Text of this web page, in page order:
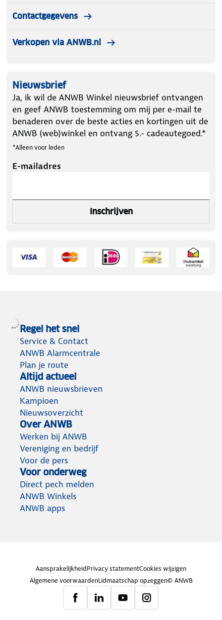
Contactgegevens
Verkopen via ANWB.nl
Nieuwsbrief
Ja, ik wil de ANWB Winkel nieuwsbrief ontvangen
en geef ANWB toestemming om mij per e-mail te
benaderen over de beste acties en kortingen uit de
ANWB (web)winkel en ontvang 5.- cadeautegoed.*
*Alleen voor leden
E-mailadres
Inschrijven
Regel het snel
Service & Contact
ANWB Alarmcentrale
Plan je route
Altijd actueel
ANWB nieuwsbrieven
Kampioen
Nieuwsoverzicht
Over ANWB
Werken bij ANWB
Vereniging en bedrijf
Voor de pers
Voor onderweg
Direct pech melden
ANWB Winkels
ANWB apps
AansprakelijkheidPrivacy statementCookies wijzigen
Algemene voorwaardenLidmaatschap opzeggen© ANWB